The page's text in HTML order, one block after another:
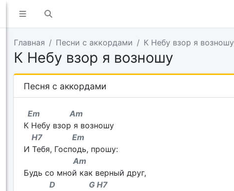
Главная Песни с аккордами К Небу взор я возношу
К Небу взор я возношу
Песня с аккордами
Em Am
К Небу взор я возношу
H7 Em
И Тебя, Господь, прошу:
Am
Будь со мной как верный друг,
D G H7